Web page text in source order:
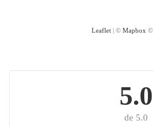
Leaflet | © Mapbox ©
5.0
de 5.0